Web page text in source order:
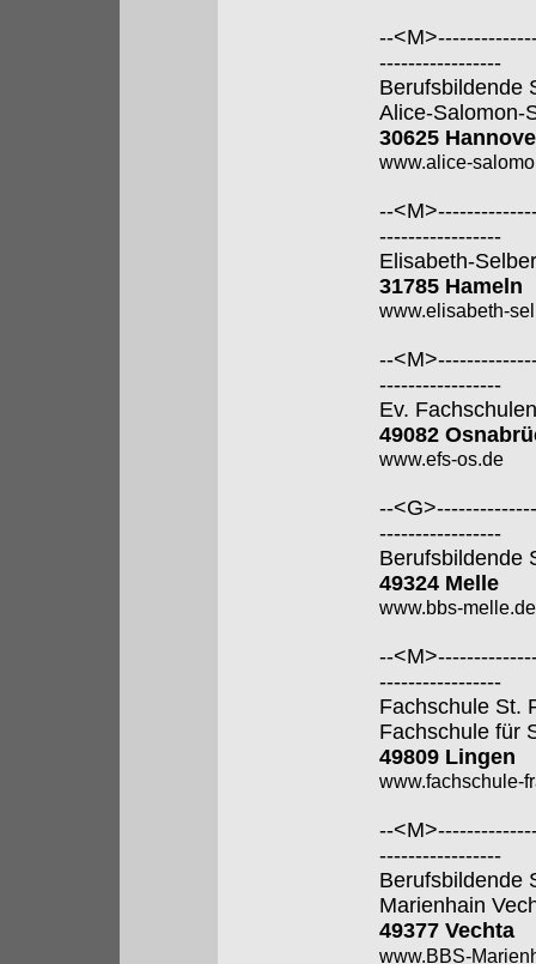
--
-----------------
Berufsbildende
Alice-Salomon-
30625
www.alice-
--
-----------------
Elisabeth-
31785 Hameln
www.elisabeth-
--
-----------------
Ev.
49082
www.efs-os.de
--
-----------------
Berufsbildende
49324 Melle
www.bbs-melle.de
--
-----------------
Fachschule St.
Fachschule für
49809 Lingen
www.fachschule-
--
-----------------
Berufsbildende
Marienhain
49377 Vechta
www.BBS-